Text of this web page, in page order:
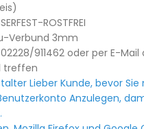
ROSTFREI
Verbund 3mm
911462 oder per E-
treffen
Lieber Kunde, bevor
Anzulegen,